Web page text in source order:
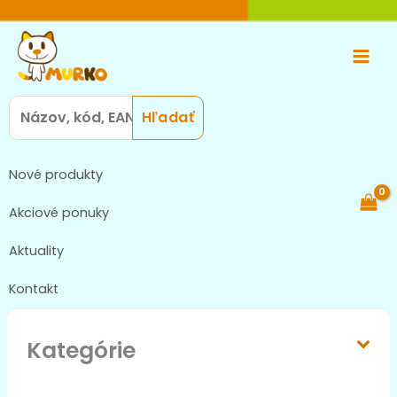
obsah
Main
Search
for:
Nové produkty
Akciové ponuky
Aktuality
Kontakt
Kategórie